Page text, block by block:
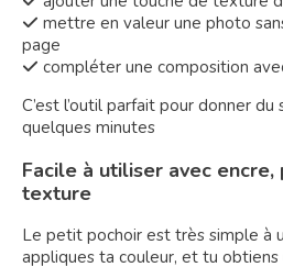
 mettre en valeur une photo
page
 compléter une composition
C’est l’outil parfait pour donner
quelques minutes
Facile à utiliser avec
texture
Le petit pochoir est très simple à
appliques ta couleur, et tu